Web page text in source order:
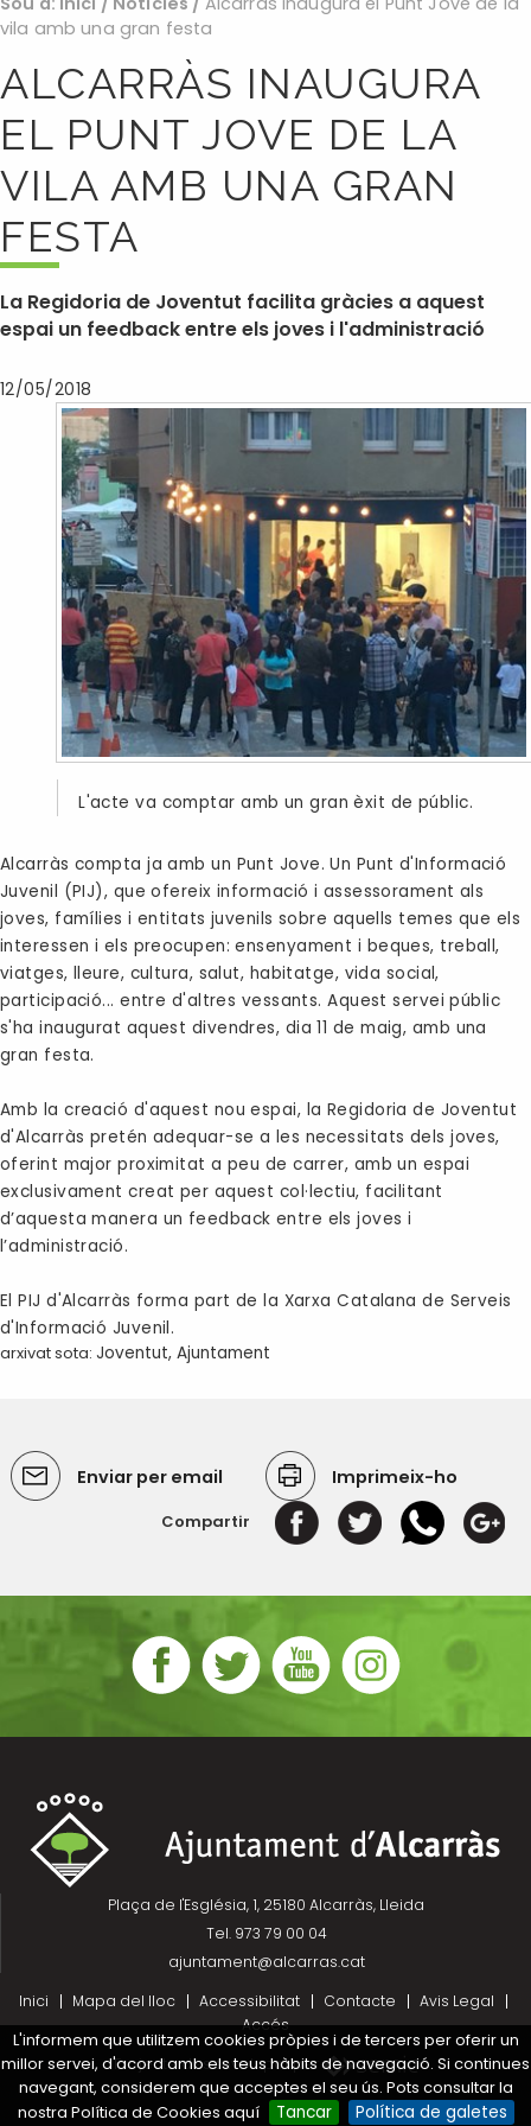
vila amb una gran festa
ALCARRÀS INAUGURA
EL PUNT JOVE DE LA
VILA AMB UNA GRAN
FESTA
La Regidoria de Joventut facilita gràcies a aquest
espai un feedback entre els joves i l'administració
12/05/2018
L'acte va comptar amb un gran èxit de públic.
Alcarràs compta ja amb un Punt Jove. Un Punt d'Informació
Juvenil (PIJ), que ofereix informació i assessorament als
joves, famílies i entitats juvenils sobre aquells temes que els
interessen i els preocupen: ensenyament i beques, treball,
viatges, lleure, cultura, salut, habitatge, vida social,
participació... entre d'altres vessants. Aquest servei públic
s'ha inaugurat aquest divendres, dia 11 de maig, amb una
gran festa.
Amb la creació d'aquest nou espai, la Regidoria de Joventut
d'Alcarràs pretén adequar-se a les necessitats dels joves,
oferint major proximitat a peu de carrer, amb un espai
exclusivament creat per aquest col·lectiu, facilitant
d’aquesta manera un feedback entre els joves i
l’administració.
El PIJ d'Alcarràs forma part de la Xarxa Catalana de Serveis
d'Informació Juvenil.
arxivat sota: Joventut, Ajuntament
Enviar per email Imprimeix-ho
Compartir
Plaça de l'Església, 1, 25180 Alcarràs, Lleida
Tel. 973 79 00 04
ajuntament@alcarras.cat
Inici
Mapa del lloc Accessibilitat Contacte
Avis Legal
Accés
Projecte desenvolupat per
L'informem que utilitzem cookies pròpies i de tercers per oferir un
millor servei, d'acord amb els teus hàbits de navegació. Si continues
navegant, considerem que acceptes el seu ús. Pots consultar la
nostra Política de Cookies aquí
Tancar Política de galetes